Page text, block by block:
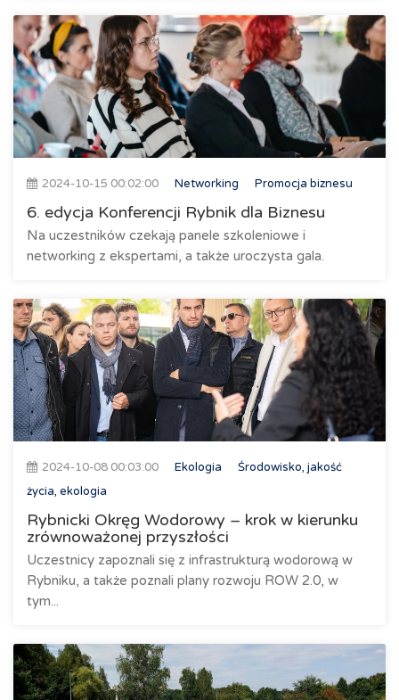
2024-10-15 00:02:00 Networking Promocja biznesu
6. edycja Konferencji Rybnik dla Biznesu
Na uczestników czekają panele szkoleniowe i
networking z ekspertami, a także uroczysta gala.
2024-10-08 00:03:00 Ekologia
Środowisko, jakość
życia, ekologia
Rybnicki Okręg Wodorowy – krok w kierunku
zrównoważonej przyszłości
Uczestnicy zapoznali się z infrastrukturą wodorową w
Rybniku, a także poznali plany rozwoju ROW 2.0, w
tym...